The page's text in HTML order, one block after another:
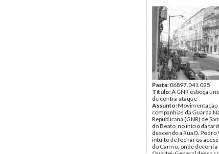
Pasta:06897.041.025
Título:A GNR esboça
de contra-ataque
Assunto:Movimentação
companhias da Guarda
Republicana (GNR) de
do Beato, no início da
descendo a Rua D. Pedro
intuito de fechar os
do Carmo, onde decorria